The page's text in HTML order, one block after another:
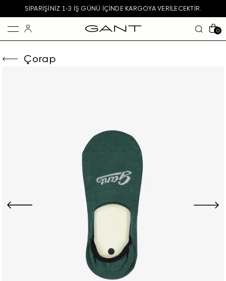
SIPARIŞINIZ 1-3 IŞ GÜNÜ IÇINDE KARGOYA VERILECEKTIR.
0
Çorap